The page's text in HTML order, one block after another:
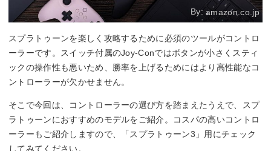
By:amazon.co.jp
スプラトゥーンを楽しく攻略するために必須のツールがコントロ
ーラーです。スイッチ付属のJoy-Conではボタンが小さくスティ
ックの操作性も悪いため、勝率を上げるためにはより高性能なコ
ントローラーが欠かせません。
そこで今回は、コントローラーの選び方を踏まえたうえで、スプ
ラトゥーンにおすすめのモデルをご紹介。コスパの高いコントロ
ーラーもご紹介しますので、「スプラトゥーン3」用にチェック
してみてください。